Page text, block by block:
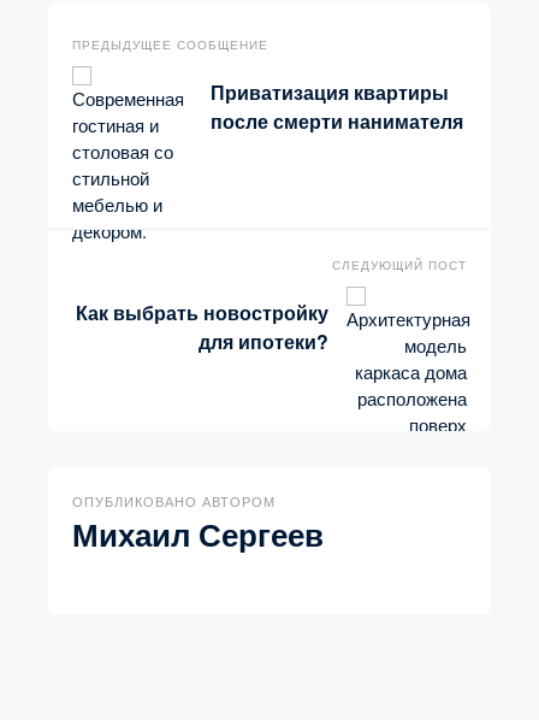
ПРЕДЫДУЩЕЕ СООБЩЕНИЕ
Приватизация квартиры
после смерти нанимателя
СЛЕДУЮЩИЙ ПОСТ
Как выбрать новостройку
для ипотеки?
ОПУБЛИКОВАНО АВТОРОМ
Михаил Сергеев